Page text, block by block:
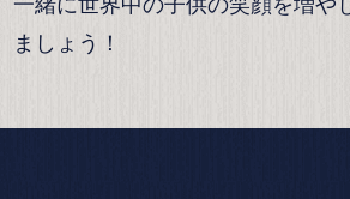
ましょう！